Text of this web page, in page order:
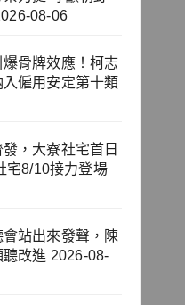
08-06
骨牌效應！柯志
僱用安定第十類
，大寮社宅首日
宅8/10接力登場
站出來發聲，陳
聽改進 2026-08-